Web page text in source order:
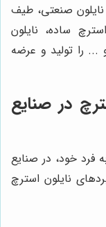
نایلون صنعتی، طیف
ساده، نایلون
... را تولید و عرضه
در صنایع
فرد خود، در صنایع
نایلون استرچ